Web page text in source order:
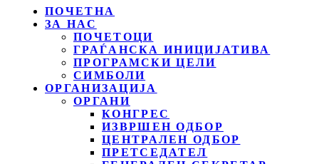
ПОЧЕТНА
ЗА НАС
ПОЧЕТОЦИ
ГРАЃАНСКА ИНИЦИЈАТИВА
ПРОГРАМСКИ ЦЕЛИ
СИМБОЛИ
ОРГАНИЗАЦИЈА
ОРГАНИ
КОНГРЕС
ИЗВРШЕН ОДБОР
ЦЕНТРАЛЕН ОДБОР
ПРЕТСЕДАТЕЛ